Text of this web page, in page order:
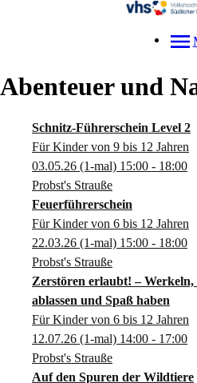
Abenteuer und
Schnitz-Führerschein Level 2
Für Kinder von 9 bis 12 Jahren
03.05.26 (1-mal) 15:00 - 18:00
Probst's Strauße
Feuerführerschein
Für Kinder von 6 bis 12 Jahren
22.03.26 (1-mal) 15:00 - 18:00
Probst's Strauße
Zerstören erlaubt! –
ablassen und Spaß haben
Für Kinder von 6 bis 12 Jahren
12.07.26 (1-mal) 14:00 - 17:00
Probst's Strauße
Auf den Spuren der Wildtiere